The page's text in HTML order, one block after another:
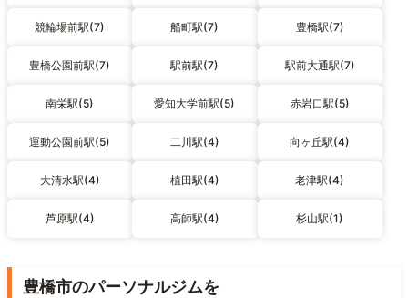
競輪場前駅(7) 船町駅(7) 豊橋駅(7)
豊橋公園前駅(7) 駅前駅(7) 駅前大通駅(7)
南栄駅(5) 愛知大学前駅(5) 赤岩口駅(5)
運動公園前駅(5) 二川駅(4) 向ヶ丘駅(4)
大清水駅(4) 植田駅(4) 老津駅(4)
芦原駅(4) 高師駅(4) 杉山駅(1)
豊橋市のパーソナルジムを